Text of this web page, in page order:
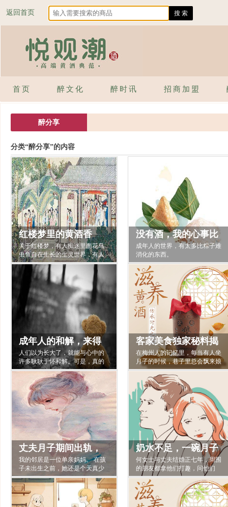
返回首页
首页 醉文化 醉时讯 招商加盟
醉分享
分类“醉分享”的内容
红楼梦里的黄酒香
关于红楼梦，有人痴迷里面花鸟
虫鱼自在生长的生灵世界，有人
津津乐道才子与佳人的缱绻缠
绵，有人向往雕梁画栋钟鸣鼎食
之家的富贵气象，也有人苦苦钻
研藏在繁华表面下满纸荒唐言的
不祥之谶。而我，则为它对生活
入木三分的刻画感动不已。贾府
的荣华富贵并不只是体现在阔绰
没有酒，我的心事比
粽子难消化
成年人的世界，有太多比粽子难
消化的东西。
成年人的和解，来得
不容易
人们以为长大了，就能与心中的
许多耿耿于怀和解。可是，真的
会那么理所当然吗？那间永远阴
暗潮湿的房子，那些房间的每面
墙上都沾满的油腻，那个常年嗜
酒落下腿疾的父亲，那个整日抱
怨父亲无能家庭不幸的母亲，那
些无休无止的争执，那些摔碗摔
门互相谩骂的声音，那些每次因
为回…
客家美食独家秘料揭
晓，想吃粤菜有它就
够了
在梅州人的记忆里，每当有人坐
月子的时候，巷子里总会飘来娘
酒（月子酒）的香味，很远都能
够闻到，既熟悉又温馨。梅州的
月子酒历史悠久，营养丰富，养
元补气，它不仅是当地客家人青
睐的饮品，更是他们餐桌上佳肴
的点缀。客家的特色菜被人津津
乐道、念念不忘，很大一部分功
劳都…
丈夫月子期间出轨，
离婚后她学会了爱自
己
我的邻居是一位单亲妈妈。 在孩
子未出生之前，她还是个天真少
女，对丈夫事事依赖，也毫无保
留地信任他。 有一天，她还在做
月子，却无意中看到丈夫手机里
与其他女人互发的暧昧短信，才
奶水不足，一碗月子
酒让我们七年也
不“痒”
何女士与丈夫结婚正七年，周围
的朋友都拿他们打趣，问他们
的“七年之痒”是否痒得厉害。何女
士每次都会挽着丈夫的胳膊，甜
蜜地依偎在他肩头，心里想：和
这个男人在一起，无论多少个七